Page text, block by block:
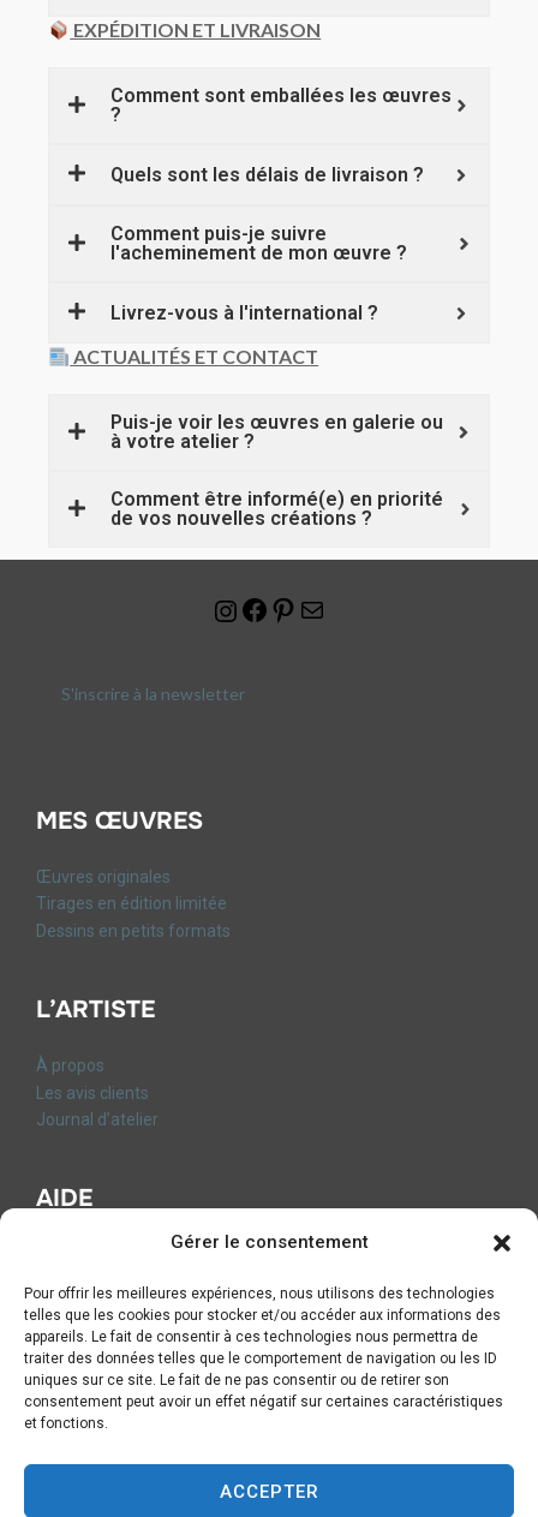
Gérer le consentement
Pour offrir les meilleures expériences, nous utilisons des technologies
telles que les cookies pour stocker et/ou accéder aux informations des
appareils. Le fait de consentir à ces technologies nous permettra de
traiter des données telles que le comportement de navigation ou les ID
uniques sur ce site. Le fait de ne pas consentir ou de retirer son
consentement peut avoir un effet négatif sur certaines caractéristiques
et fonctions.
ACCEPTER
EXPÉDITION ET LIVRAISON
Comment sont emballées les œuvres
?
Quels sont les délais de livraison ?
Comment puis-je suivre
l'acheminement de mon œuvre ?
Livrez-vous à l'international ?
ACTUALITÉS ET CONTACT
Puis-je voir les œuvres en galerie ou
à votre atelier ?
Comment être informé(e) en priorité
de vos nouvelles créations ?
S'inscrire à la newsletter
MES ŒUVRES
Œuvres originales
Tirages en édition limitée
Dessins en petits formats
L’ARTISTE
À propos
Les avis clients
Journal d’atelier
AIDE
CGV
Mentions légales
Livraison et Retours
Formulaire de rétractation
Politique de Confidentialité